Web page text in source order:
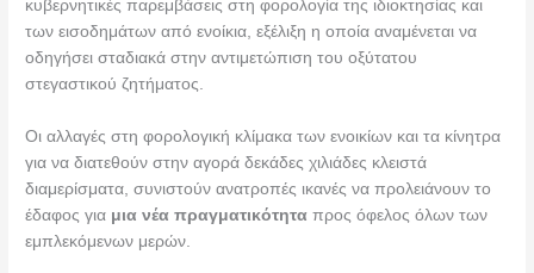
κυβερνητικές παρεμβάσεις στη φορολογία της ιδιοκτησίας και
των εισοδημάτων από ενοίκια, εξέλιξη η οποία αναμένεται να
οδηγήσει σταδιακά στην αντιμετώπιση του οξύτατου
στεγαστικού ζητήματος.
Οι αλλαγές στη φορολογική κλίμακα των ενοικίων και τα κίνητρα
για να διατεθούν στην αγορά δεκάδες χιλιάδες κλειστά
διαμερίσματα, συνιστούν ανατροπές ικανές να προλειάνουν το
έδαφος για μια νέα πραγματικότηταπρος όφελος όλων των
εμπλεκόμενων μερών.